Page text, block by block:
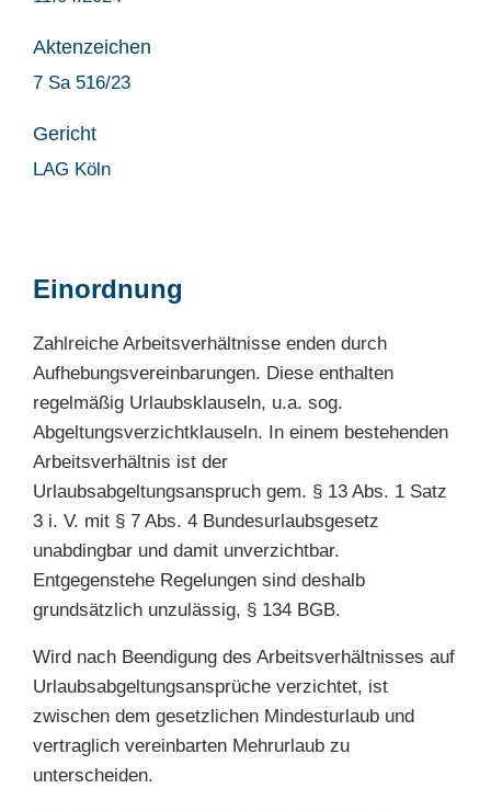
Aktenzeichen
7 Sa 516/23
Gericht
LAG Köln
Einordnung
Zahlreiche Arbeitsverhältnisse enden durch
Aufhebungsvereinbarungen. Diese enthalten
regelmäßig Urlaubsklauseln, u.a. sog.
Abgeltungsverzichtklauseln. In einem bestehenden
Arbeitsverhältnis ist der
Urlaubsabgeltungsanspruch gem. § 13 Abs. 1 Satz
3 i. V. mit § 7 Abs. 4 Bundesurlaubsgesetz
unabdingbar und damit unverzichtbar.
Entgegenstehe Regelungen sind deshalb
grundsätzlich unzulässig, § 134 BGB.
Wird nach Beendigung des Arbeitsverhältnisses auf
Urlaubsabgeltungsansprüche verzichtet, ist
zwischen dem gesetzlichen Mindesturlaub und
vertraglich vereinbarten Mehrurlaub zu
unterscheiden.